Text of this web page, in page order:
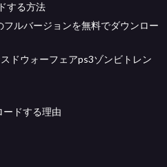
する方法
ルバージョンを無料でダウンロー
ドウォーフェアps3ゾンビトレン
ドする理由